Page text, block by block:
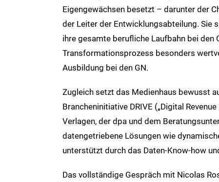
Eigengewächsen besetzt – darunter der
der Leiter der Entwicklungsabteilung. Sie
ihre gesamte berufliche Laufbahn bei den
Transformationsprozess besonders
Ausbildung bei den GN.
Zugleich setzt das Medienhaus bewusst
Brancheninitiative DRIVE („Digital
Verlagen, der dpa und dem
datengetriebene Lösungen wie
unterstützt durch das Daten-Know-how
Das vollständige Gespräch mit Nicolas